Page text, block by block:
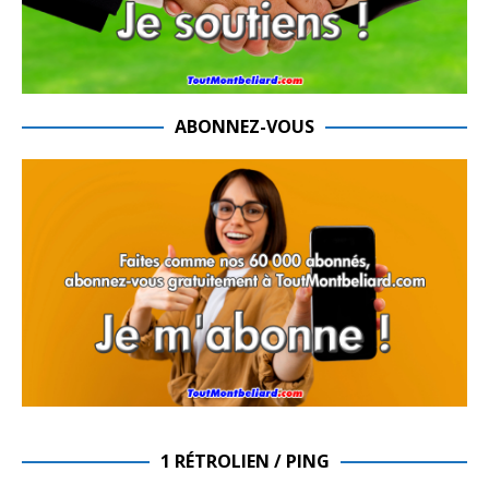
ABONNEZ-VOUS
1 RÉTROLIEN / PING